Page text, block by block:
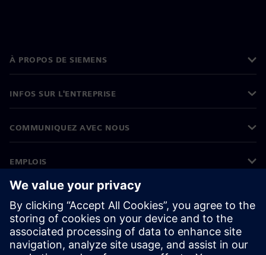
À PROPOS DE SIEMENS
INFOS SUR L'ENTREPRISE
COMMUNIQUEZ AVEC NOUS
EMPLOIS
©Siemens 2026
Informations sur l’entreprise